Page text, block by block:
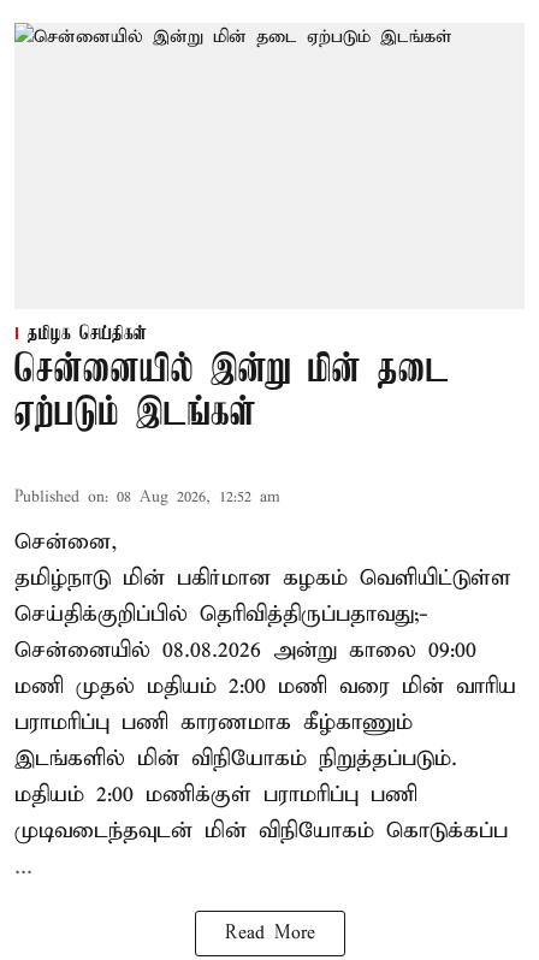
தமிழக செய்திகள்
சென்னையில் இன்று மின் தடை
ஏற்படும் இடங்கள்
Published on: 08 Aug 2026, 12:52 am
சென்னை,
தமிழ்நாடு மின் பகிர்மான கழகம் வெளியிட்டுள்ள
செய்திக்குறிப்பில் தெரிவித்திருப்பதாவது;-
சென்னையில் 08.08.2026 அன்று காலை 09:00
மணி முதல் மதியம் 2:00 மணி வரை மின் வாரிய
பராமரிப்பு பணி காரணமாக கீழ்காணும்
இடங்களில் மின் விநியோகம் நிறுத்தப்படும்.
மதியம் 2:00 மணிக்குள் பராமரிப்பு பணி
முடிவடைந்தவுடன் மின் விநியோகம் கொடுக்கப்ப
...
Read More